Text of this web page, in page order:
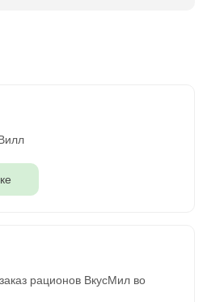
рационов ВкусМил во